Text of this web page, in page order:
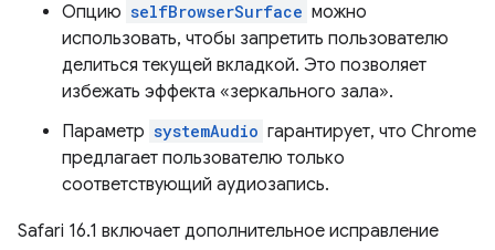
Опцию selfBrowserSurface можно
использовать, чтобы запретить пользователю
делиться текущей вкладкой. Это позволяет
избежать эффекта «зеркального зала».
Параметр systemAudio гарантирует, что Chrome
предлагает пользователю только
соответствующий аудиозапись.
Safari 16.1 включает дополнительное исправление